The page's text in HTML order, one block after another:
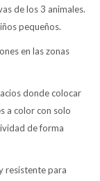
de los 3 animales.
pequeños.
en las zonas
donde colocar
a color con solo
de forma
resistente para